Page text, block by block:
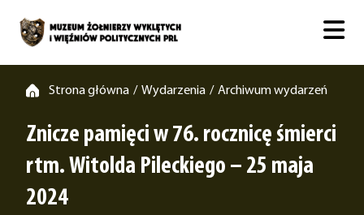
Strona główna / Wydarzenia / Archiwum wydarzeń
Znicze pamięci w 76. rocznicę śmierci
rtm. Witolda Pileckiego – 25 maja
2024